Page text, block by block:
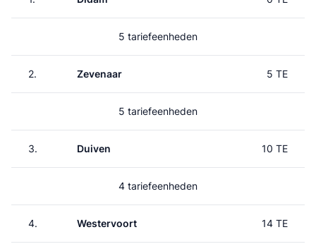
5 tariefeenheden
2. Zevenaar 5 TE
5 tariefeenheden
3. Duiven 10 TE
4 tariefeenheden
4. Westervoort 14 TE